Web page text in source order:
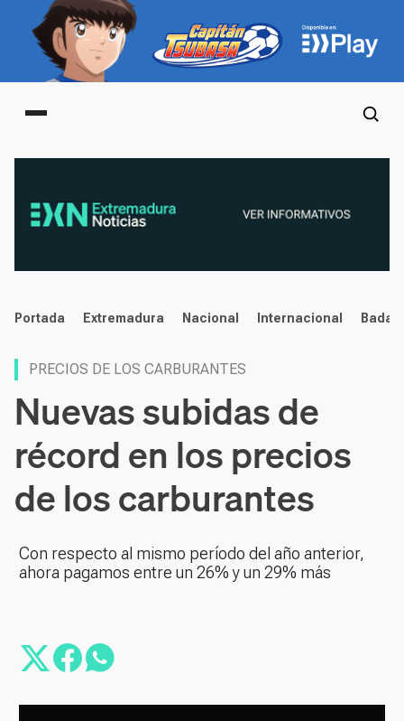
Main menu
noticias
Portada Extremadura Nacional Internacional
PRECIOS DE LOS CARBURANTES
Nuevas subidas de
récord en los precios
de los carburantes
Con respecto al mismo período del año anterior,
ahora pagamos entre un 26% y un 29% más